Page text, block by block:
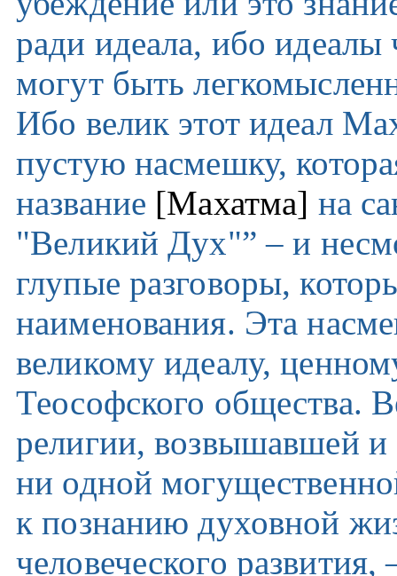
ради идеала, ибо идеалы
могут быть
Ибо велик этот идеал
пустую насмешку,
название [Махатма] на
"Великий Дух"” – и
глупые разговоры,
наименования. Эта
великому идеалу,
Теософского общества.
религии, возвышавшей
ни одной
к познанию духовной
человеческого